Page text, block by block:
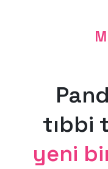
tıbbi
yeni